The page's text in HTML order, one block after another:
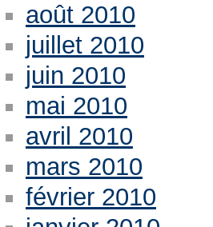
août 2010
juillet 2010
juin 2010
mai 2010
avril 2010
mars 2010
février 2010